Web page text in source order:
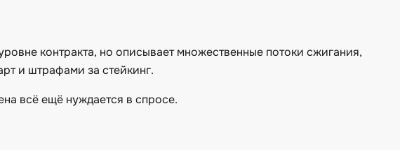
контракта, но описывает множественные потоки сжигания,
и штрафами за стейкинг.
всё ещё нуждается в спросе.